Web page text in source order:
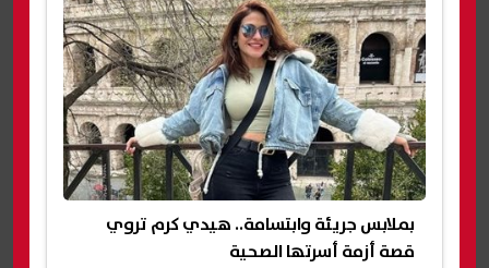
بملابس جريئة وابتسامة.. هيدي كرم تروي
قصة أزمة أسرتها الصحية